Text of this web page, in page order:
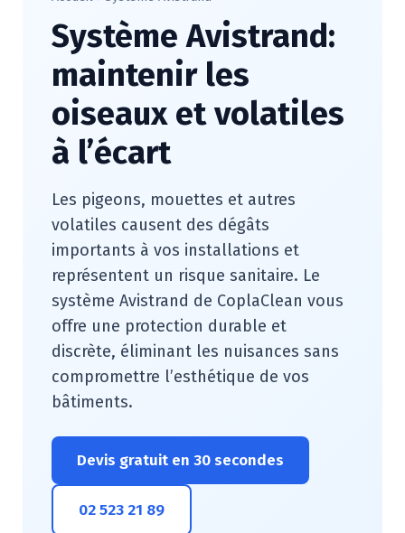
Système Avistrand:
maintenir les
oiseaux et volatiles
à l’écart
Les pigeons, mouettes et autres
volatiles causent des dégâts
importants à vos installations et
représentent un risque sanitaire. Le
système Avistrand de CoplaClean vous
offre une protection durable et
discrète, éliminant les nuisances sans
compromettre l’esthétique de vos
bâtiments.
Devis gratuit en 30 secondes
02 523 21 89